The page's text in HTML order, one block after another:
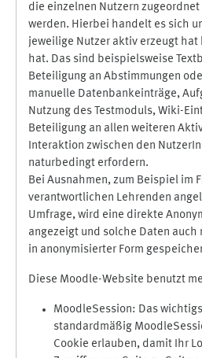
die einzelnen Nutzern
werden. Hierbei handelt es sich
jeweilige Nutzer aktiv erzeugt hat
hat. Das sind beispielsweise
Beteiligung an Abstimmungen
manuelle Datenbankeinträge,
Nutzung des Testmoduls, Wiki-
Beteiligung an allen weiteren
Interaktion zwischen den
naturbedingt erfordern.
Bei Ausnahmen, zum Beispiel im
verantwortlichen Lehrenden
Umfrage, wird eine direkte
angezeigt und solche Daten auch
in anonymisierter Form
Diese Moodle-Website benutzt
MoodleSession: Das
standardmäßig
Cookie erlauben, damit Ihr